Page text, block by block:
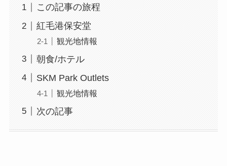
この記事の旅程
紅毛港保安堂
観光地情報
朝食/ホテル
SKM Park Outlets
観光地情報
次の記事